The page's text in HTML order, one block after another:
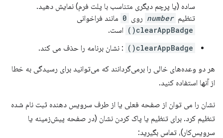
ساده (یا پرچم دیگری متناسب با پلت فرم) نمایش دهید.
تنظیم number روی 0 مانند فراخوانی
clearAppBadge() است.
clearAppBadge() : نشان برنامه را حذف می کند.
هر دو وعده‌های خالی را برمی‌گردانند که می‌توانید برای رسیدگی به خطا
از آنها استفاده کنید.
نشان را می توان از صفحه فعلی یا از طرف سرویس دهنده ثبت نام شده
تنظیم کرد. برای تنظیم یا پاک کردن نشان (در صفحه پیش‌زمینه یا
سرویس‌کار)، تماس بگیرید: